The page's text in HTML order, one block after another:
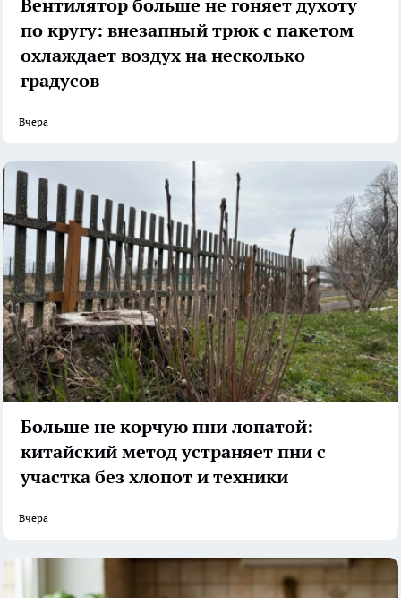
Вентилятор больше не гоняет духоту
по кругу: внезапный трюк с пакетом
охлаждает воздух на несколько
градусов
Вчера
Больше не корчую пни лопатой:
китайский метод устраняет пни с
участка без хлопот и техники
Вчера